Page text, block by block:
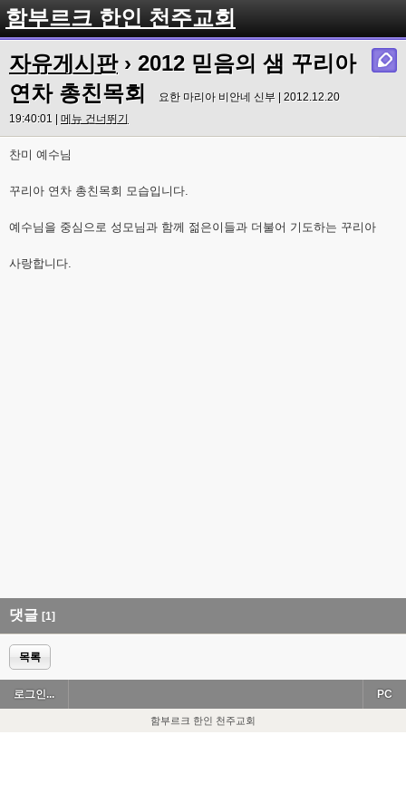
함부르크 한인 천주교회
자유게시판› 2012 믿음의 샘 꾸리아
연차 총친목회
요한 마리아 비안네 신부 | 2012.12.20
19:40:01 | 메뉴 건너뛰기
찬미 예수님
꾸리아 연차 총친목회 모습입니다.
예수님을 중심으로 성모님과 함께 젊은이들과 더불어 기도하는 꾸리아
사랑합니다.
댓글 [1]
목록
로그인... PC
함부르크 한인 천주교회